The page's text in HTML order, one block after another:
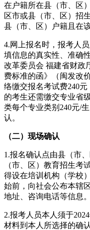
在户籍所在县（市、区
区市或县（市、区）招
县（市、区）户籍且在
4.网上报名时，报考人
填信息的真实性、准确
改革委员会 福建省财政
费标准的函》（闽发改
络缴交报名考试费240元
的考生还需缴交专业省
类每个专业类别240元/
认。
（二）现场确认
1.报名确认点由县（市
（市、区）教育招生考
得设在培训机构（学校
始前，向社会公布本辖
地址、咨询电话等信息。
2.报考人员本人须于
材料到本人所选择的确